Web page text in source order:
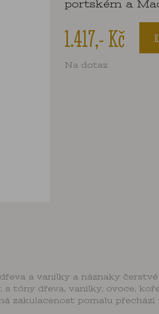
portském a
1.417,- Kč
Na dotaz
a vanilky a náznaky
tóny dřeva, vanilky, ovoce,
zakulacenost pomalu přechází